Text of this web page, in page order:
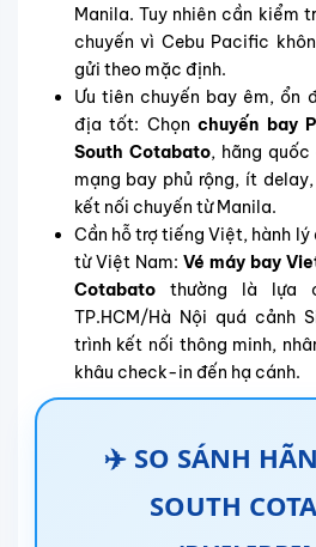
Manila. Tuy nhiên cần kiểm
chuyến vì Cebu Pacific
gửi theo mặc định.
Ưu tiên chuyến bay êm, ổn
địa tốt: Chọn chuyến bay
South Cotabato, hãng
mạng bay phủ rộng, ít
kết nối chuyến từ Manila.
Cần hỗ trợ tiếng Việt, hành lý
từ Việt Nam: Vé máy bay
Cotabatothường là lựa
TP.HCM/Hà Nội quá cảnh
trình kết nối thông minh,
khâu check-in đến hạ cánh.
✈️ SO SÁNH
SOUTH